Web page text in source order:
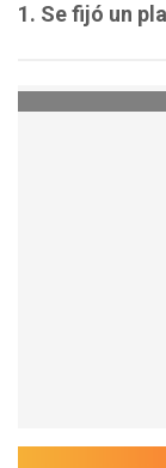
1. Se fijó un